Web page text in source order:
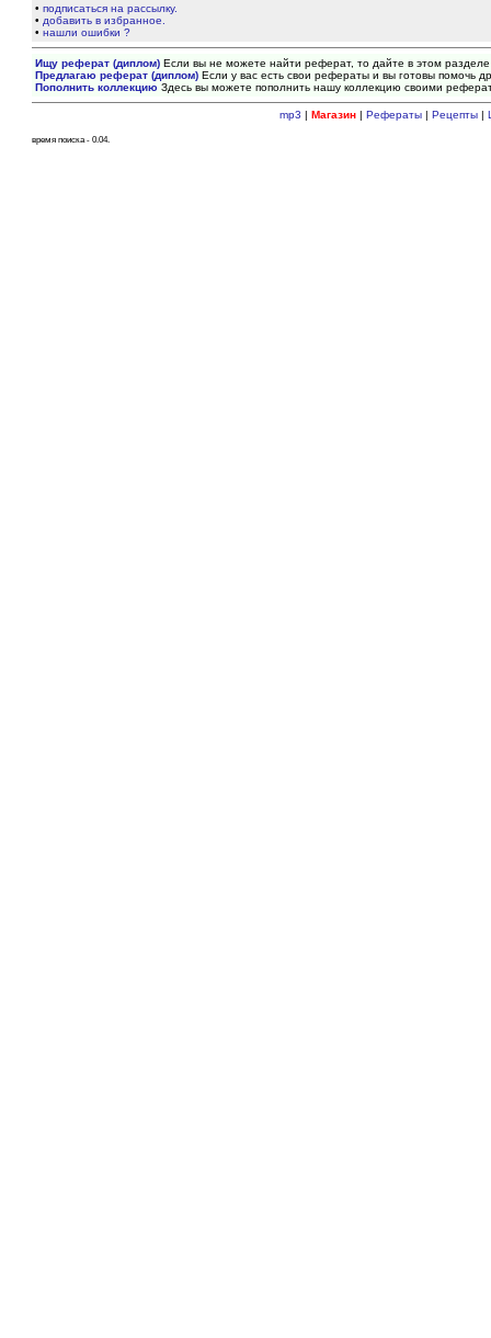
•подписаться на рассылку.
• добавить в избранное.
•нашли ошибки ?
Ищу реферат (диплом) Если вы не можете найти реферат, то дайте в этом
Предлагаю реферат (диплом) Если у вас есть свои рефераты и вы готовы помочь
Пополнить коллекцию Здесь вы можете пополнить нашу коллекцию своими
mp3 | Магазин| Рефераты| Рецепты|
время поиска - 0.04.